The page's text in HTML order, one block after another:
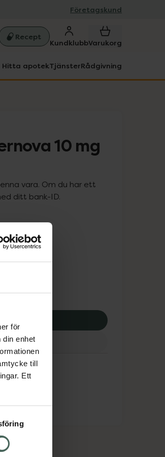
för
din enhet
till
Ett
Företagskund
Recept
KundklubbVarukorg
Hitta apotekTjänsterRådgivning
10 mg
vara. Om du har ett
ditt bank-ID.